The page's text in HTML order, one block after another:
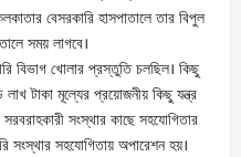
বেসরকারি হাসপাতালে তার বিপুল
সময় লাগবে।
বিভাগ খোলার প্রস্তুতি চলছিল। কিছু
লাখ টাকা মূল্যের প্রয়োজনীয় কিছু যন্ত্র
সংস্থার কাছে সহযোগিতার
সংস্থার সহযোগিতায় অপারেশন হয়।